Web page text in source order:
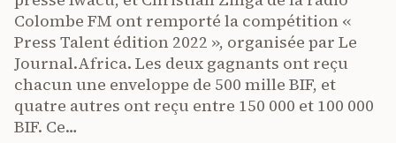
Colombe FM ont remporté la compétition «
Press Talent édition 2022 », organisée par Le
Journal.Africa. Les deux gagnants ont reçu
chacun une enveloppe de 500 mille BIF, et
quatre autres ont reçu entre 150 000 et 100 000
BIF. Ce…